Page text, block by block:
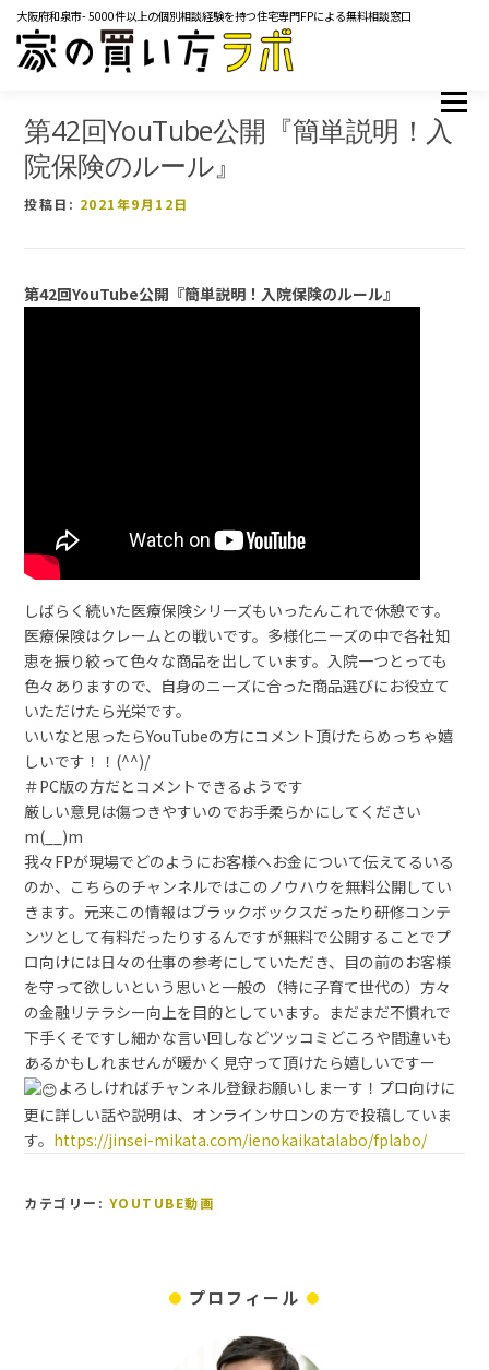
大阪府和泉市- 5000件以上の個別相談経験を持つ住宅専門FPによる無料相談窓口
メニュー
よくあるご質問
マネーコラム YOUTUBE イベント・セミナー
メディア掲載実績 レンタルスペース
お問い合わせ
第42回YouTube公開『簡単説明！入
院保険のルール』
投稿日: 2021年9月12日
第42回YouTube公開『簡単説明！入院保険のルール』
しばらく続いた医療保険シリーズもいったんこれで休憩です。
医療保険はクレームとの戦いです。多様化ニーズの中で各社知
恵を振り絞って色々な商品を出しています。入院一つとっても
色々ありますので、自身のニーズに合った商品選びにお役立て
いただけたら光栄です。
いいなと思ったらYouTubeの方にコメント頂けたらめっちゃ嬉
しいです！！(^^)/
＃PC版の方だとコメントできるようです
厳しい意見は傷つきやすいのでお手柔らかにしてください
m(__)m
我々FPが現場でどのようにお客様へお金について伝えてるいる
のか、こちらのチャンネルではこのノウハウを無料公開してい
きます。元来この情報はブラックボックスだったり研修コンテ
ンツとして有料だったりするんですが無料で公開することでプ
ロ向けには日々の仕事の参考にしていただき、目の前のお客様
を守って欲しいという思いと一般の（特に子育て世代の）方々
の金融リテラシー向上を目的としています。まだまだ不慣れで
下手くそですし細かな言い回しなどツッコミどころや間違いも
あるかもしれませんが暖かく見守って頂けたら嬉しいですー
よろしければチャンネル登録お願いしまーす！プロ向けに
更に詳しい話や説明は、オンラインサロンの方で投稿していま
す。 https://jinsei-mikata.com/ienokaikatalabo/fplabo/
カテゴリー: YOUTUBE動画
プロフィール